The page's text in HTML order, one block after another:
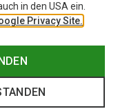
in den USA ein.
Privacy Site.